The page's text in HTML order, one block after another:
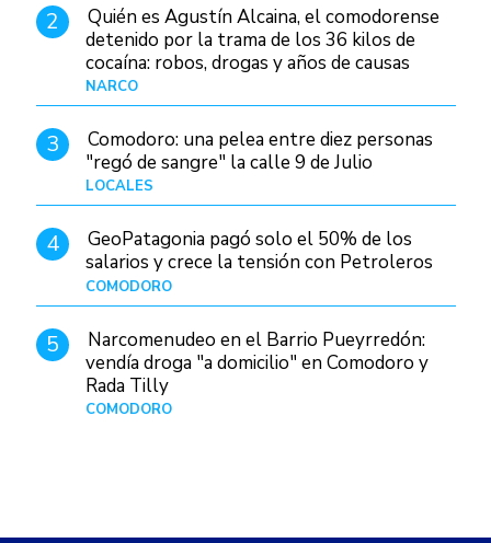
2
Quién es Agustín Alcaina, el comodorense
detenido por la trama de los 36 kilos de
cocaína: robos, drogas y años de causas
judiciales
NARCO
3
Comodoro: una pelea entre diez personas
"regó de sangre" la calle 9 de Julio
LOCALES
4
GeoPatagonia pagó solo el 50% de los
salarios y crece la tensión con Petroleros
COMODORO
5
Narcomenudeo en el Barrio Pueyrredón:
vendía droga "a domicilio" en Comodoro y
Rada Tilly
COMODORO